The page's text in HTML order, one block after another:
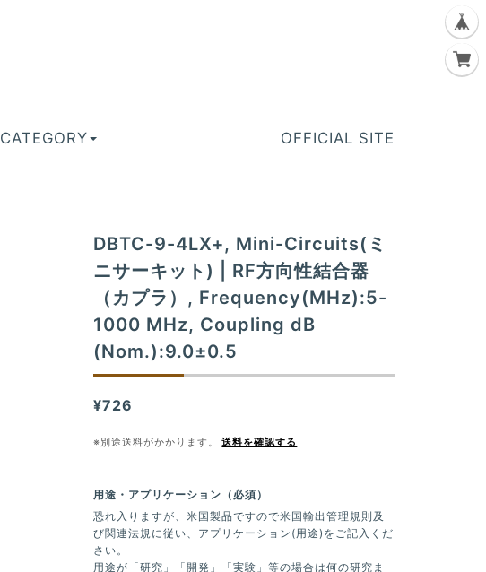
CATEGORY OFFICIAL SITE
DBTC-9-4LX+, Mini-Circuits(ミ
ニサーキット) | RF方向性結合器
（カプラ）, Frequency(MHz):5-
1000 MHz, Coupling dB
(Nom.):9.0±0.5
¥726
※別途送料がかかります。 送料を確認する
用途・アプリケーション（必須）
恐れ入りますが、米国製品ですので米国輸出管理規則及
び関連法規に従い、アプリケーション(用途)をご記入くだ
さい。
用途が「研究」「開発」「実験」等の場合は何の研究ま